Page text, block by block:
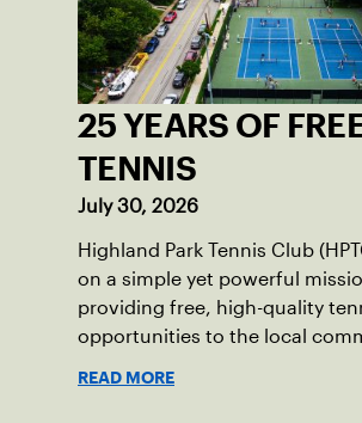
25 YEARS OF
TENNIS
July 30, 2026
Highland Park Tennis Club
on a simple yet powerful
providing free, high-quality
opportunities to the local
READ MORE